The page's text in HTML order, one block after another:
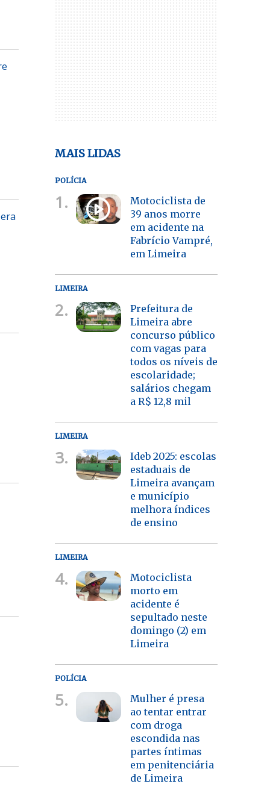
MAIS LIDAS
POLÍCIA
1.
Motociclista de
39 anos morre
em acidente na
Fabrício Vampré,
em Limeira
LIMEIRA
2.
Prefeitura de
Limeira abre
concurso público
com vagas para
todos os níveis de
escolaridade;
salários chegam
a R$ 12,8 mil
LIMEIRA
3.
Ideb 2025: escolas
estaduais de
Limeira avançam
e município
melhora índices
de ensino
LIMEIRA
4.
Motociclista
morto em
acidente é
sepultado neste
domingo (2) em
Limeira
POLÍCIA
5.
Mulher é presa
ao tentar entrar
com droga
escondida nas
partes íntimas
em penitenciária
de Limeira